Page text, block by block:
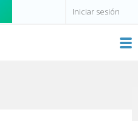
Iniciar sesión